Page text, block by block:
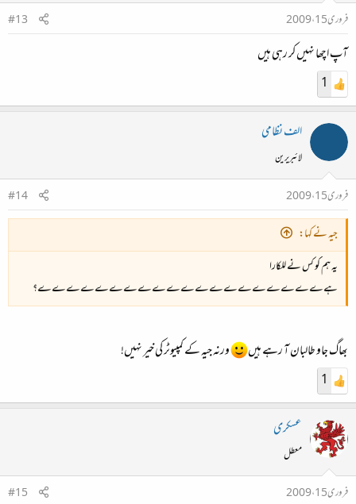
فروری 15، 2009
#13
آپ اچھا نہیں کر رہی ہیں
1
الف نظامی
لائبریرین
فروری 15، 2009
#14
جیہ نے کہا:
یہ ہم کو کس نے للکارا
ہےےےےےےےےےےےےےےےےےےےےے؟
بھاگ جاو طالبان آ رہے ہیں ورنہ جیہ کے کمپیوٹر کی خیر نہیں!
1
عسکری
معطل
فروری 15، 2009
#15